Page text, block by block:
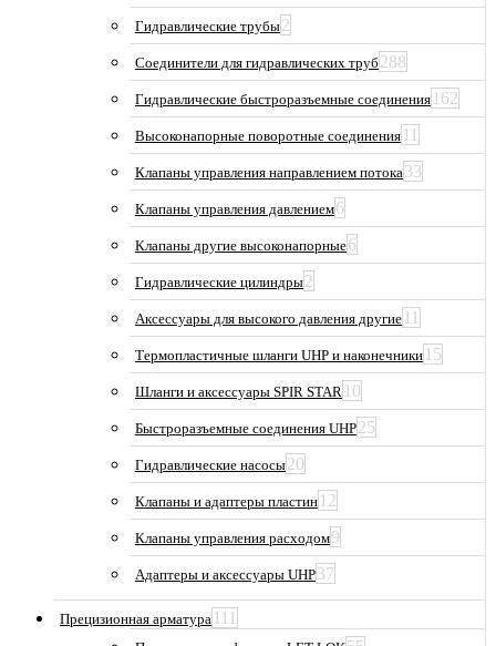
Гидравлические трубы2
Соединители для гидравлических труб 288
Гидравлические быстроразъемные соединения 162
Высоконапорные поворотные соединения 11
Клапаны управления направлением потока33
Клапаны управления давлением6
Клапаны другие высоконапорные6
Гидравлические цилиндры2
Аксессуары для высокого давления другие 11
Термопластичные шланги UHP и наконечники 15
Шланги и аксессуары SPIR STAR 10
Быстроразъемные соединения UHP25
Гидравлические насосы20
Клапаны и адаптеры пластин 12
Клапаны управления расходом9
Адаптеры и аксессуары UHP37
Прецизионная арматура 111